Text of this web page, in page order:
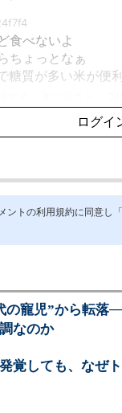
ントの利用規約に同意し
の寵児”から転落
なのか
覚しても、なぜ